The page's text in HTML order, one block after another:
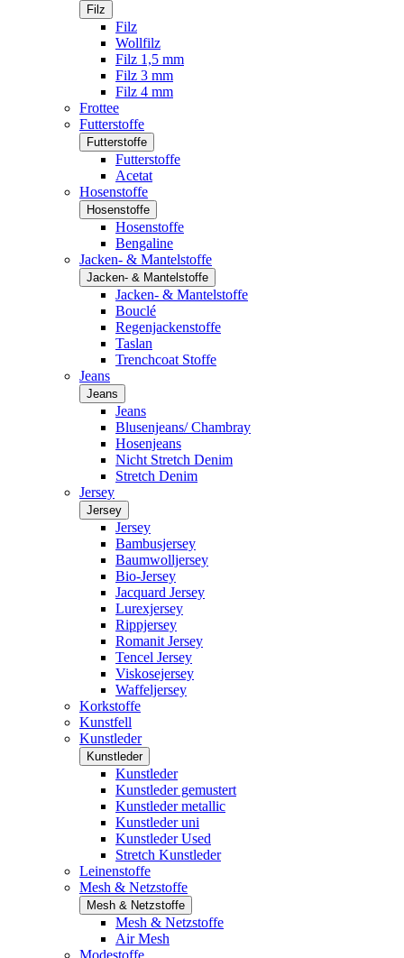
Filz
Filz
Wollfilz
Filz 1,5 mm
Filz 3 mm
Filz 4 mm
Frottee
Futterstoffe
Futterstoffe
Futterstoffe
Acetat
Hosenstoffe
Hosenstoffe
Hosenstoffe
Bengaline
Jacken- & Mantelstoffe
Jacken- & Mantelstoffe
Jacken- & Mantelstoffe
Bouclé
Regenjackenstoffe
Taslan
Trenchcoat Stoffe
Jeans
Jeans
Jeans
Blusenjeans/ Chambray
Hosenjeans
Nicht Stretch Denim
Stretch Denim
Jersey
Jersey
Jersey
Bambusjersey
Baumwolljersey
Bio-Jersey
Jacquard Jersey
Lurexjersey
Rippjersey
Romanit Jersey
Tencel Jersey
Viskosejersey
Waffeljersey
Korkstoffe
Kunstfell
Kunstleder
Kunstleder
Kunstleder
Kunstleder gemustert
Kunstleder metallic
Kunstleder uni
Kunstleder Used
Stretch Kunstleder
Leinenstoffe
Mesh & Netzstoffe
Mesh & Netzstoffe
Mesh & Netzstoffe
Air Mesh
Modestoffe